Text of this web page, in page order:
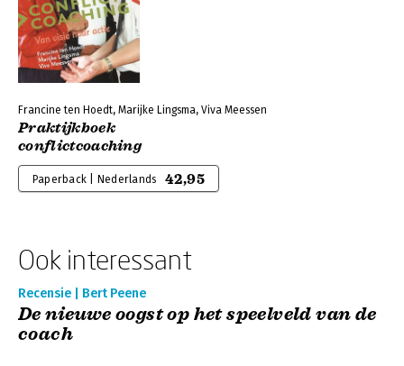
Francine ten Hoedt, Marijke Lingsma, Viva Meessen
Praktijkboek
conflictcoaching
Paperback | Nederlands 42,95
Ook interessant
Recensie | Bert Peene
De nieuwe oogst op het speelveld van de
coach